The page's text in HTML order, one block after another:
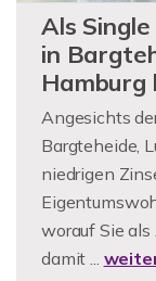
Als
in
Hamburg
Angesichts
Bargteheide,
niedrigen
worauf Sie
damit ...